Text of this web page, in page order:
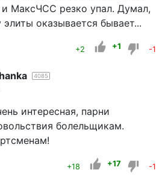
МаксЧСС резко упал. Думал,
элиты оказывается бывает...
+2 +1 -1
4085
интересная, парни
болельщикам.
+18 +17 -1